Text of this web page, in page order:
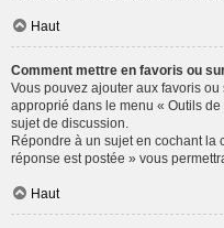
Haut
Comment mettre en favoris ou
Vous pouvez ajouter aux favoris
approprié dans le menu « Outils
sujet de discussion.
Répondre à un sujet en cochant la
réponse est postée » vous
Haut